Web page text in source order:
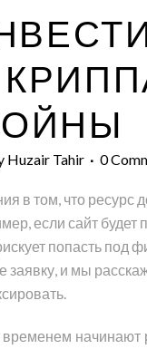
Huzair Tahir 0
в том, что ресурс
если сайт
попасть
заявку, и мы